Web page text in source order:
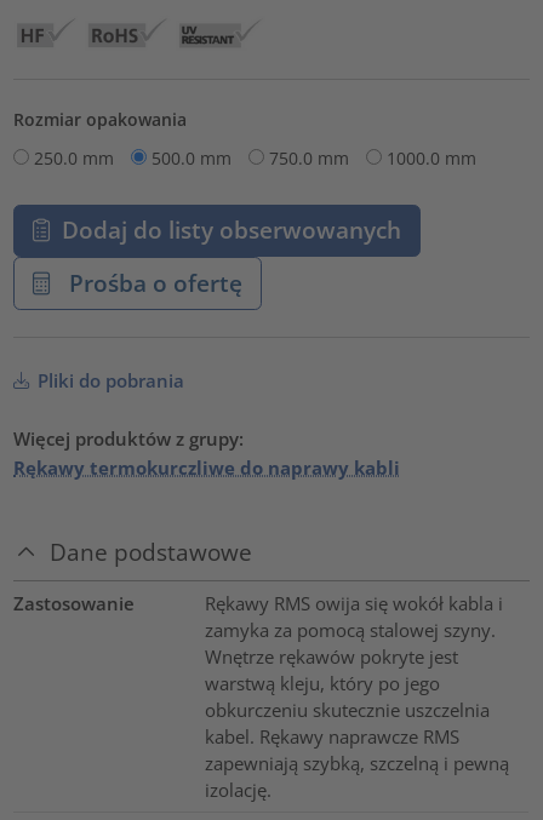
Rozmiar opakowania
250.0 mm
500.0 mm 750.0 mm 1000.0 mm
Dodaj do listy obserwowanych
Prośba o ofertę
Pliki do pobrania
Więcej produktów z grupy:
Rękawy termokurczliwe do naprawy kabli
Dane podstawowe
Zastosowanie
Rękawy RMS owija się wokół kabla i
zamyka za pomocą stalowej szyny.
Wnętrze rękawów pokryte jest
warstwą kleju, który po jego
obkurczeniu skutecznie uszczelnia
kabel. Rękawy naprawcze RMS
zapewniają szybką, szczelną i pewną
izolację.